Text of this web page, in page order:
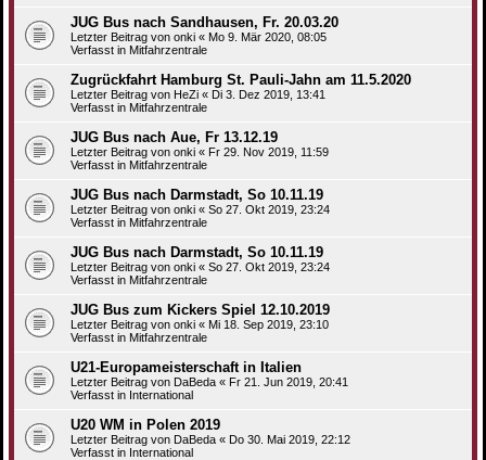
JUG Bus nach Sandhausen, Fr. 20.03.20
Letzter Beitrag von onki « Mo 9. Mär 2020, 08:05
Verfasst in Mitfahrzentrale
Zugrückfahrt Hamburg St. Pauli-Jahn am 11.5.2020
Letzter Beitrag von HeZi « Di 3. Dez 2019, 13:41
Verfasst in Mitfahrzentrale
JUG Bus nach Aue, Fr 13.12.19
Letzter Beitrag von onki « Fr 29. Nov 2019, 11:59
Verfasst in Mitfahrzentrale
JUG Bus nach Darmstadt, So 10.11.19
Letzter Beitrag von onki « So 27. Okt 2019, 23:24
Verfasst in Mitfahrzentrale
JUG Bus nach Darmstadt, So 10.11.19
Letzter Beitrag von onki « So 27. Okt 2019, 23:24
Verfasst in Mitfahrzentrale
JUG Bus zum Kickers Spiel 12.10.2019
Letzter Beitrag von onki « Mi 18. Sep 2019, 23:10
Verfasst in Mitfahrzentrale
U21-Europameisterschaft in Italien
Letzter Beitrag von DaBeda « Fr 21. Jun 2019, 20:41
Verfasst in International
U20 WM in Polen 2019
Letzter Beitrag von DaBeda « Do 30. Mai 2019, 22:12
Verfasst in International